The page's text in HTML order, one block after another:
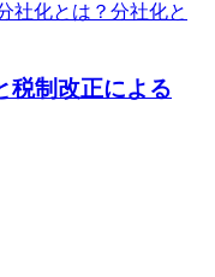
社化とは？分社化と
税制改正による